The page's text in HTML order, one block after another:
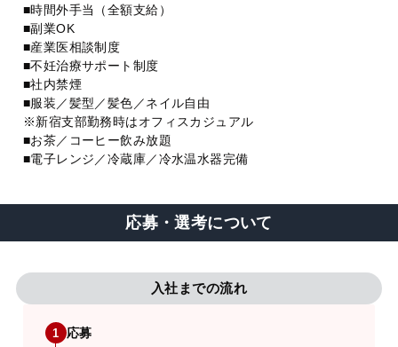
■時間外手当（全額支給）
■副業OK
■産業医相談制度
■不妊治療サポート制度
■社内禁煙
■服装／髪型／髪色／ネイル自由
※新宿支部勤務時はオフィスカジュアル
■お茶／コーヒー飲み放題
■電子レンジ／冷蔵庫／冷水温水器完備
応募・選考について
入社までの流れ
1 応募